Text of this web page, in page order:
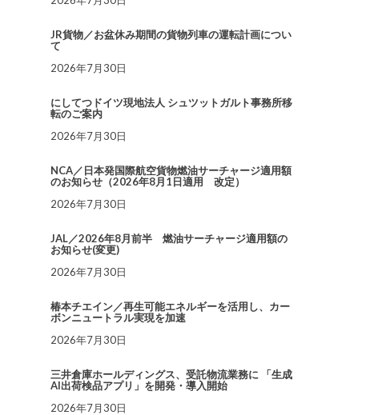
JR貨物／お盆休み期間の貨物列車の運転計画につい
て
2026年7月30日
にしてつドイツ現地法人 シュツットガルト事務所移
転のご案内
2026年7月30日
NCA／日本発国際航空貨物燃油サーチャージ適用額
のお知らせ（2026年8月1日適用 改定）
2026年7月30日
JAL／2026年8月前半 燃油サーチャージ適用額の
お知らせ(変更)
2026年7月30日
椿本チエイン／再生可能エネルギーを活用し、カー
ボンニュートラル実現を加速
2026年7月30日
三井倉庫ホールディングス、受託物流業務に 「生成
AI出荷検品アプリ」を開発・導入開始
2026年7月30日